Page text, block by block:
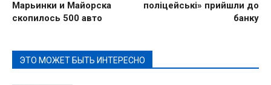
Марьинки и Майорска
скопилось 500 авто
поліцейські» прийшли до
банку
ЭТО МОЖЕТ БЫТЬ ИНТЕРЕСНО